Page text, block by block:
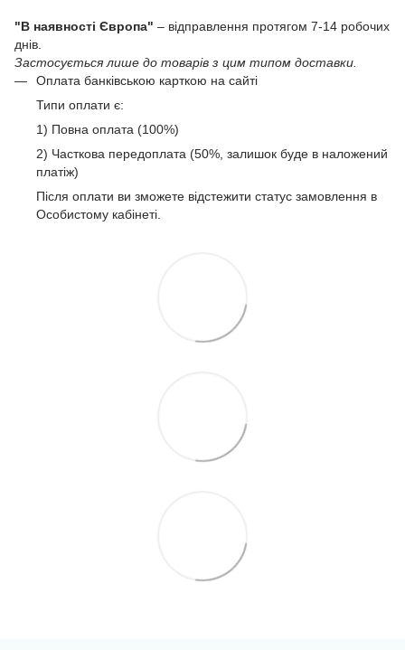
"В наявності Європа" – відправлення протягом 7-14 робочих
днів.
Застосується лише до товарів з цим типом доставки.
Оплата банківською карткою на сайті
Типи оплати є:
1) Повна оплата (100%)
2) Часткова передоплата (50%, залишок буде в наложений
платіж)
Після оплати ви зможете відстежити статус замовлення в
Особистому кабінеті.